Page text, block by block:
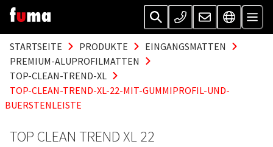
STARTSEITE PRODUKTE
EINGANGSMATTEN
PREMIUM-ALUPROFILMATTEN
TOP-CLEAN-TREND-XL
TOP-CLEAN-TREND-XL-22-MIT-GUMMIPROFIL-UND-
BUERSTENLEISTE
TOP CLEAN TREND XL 22